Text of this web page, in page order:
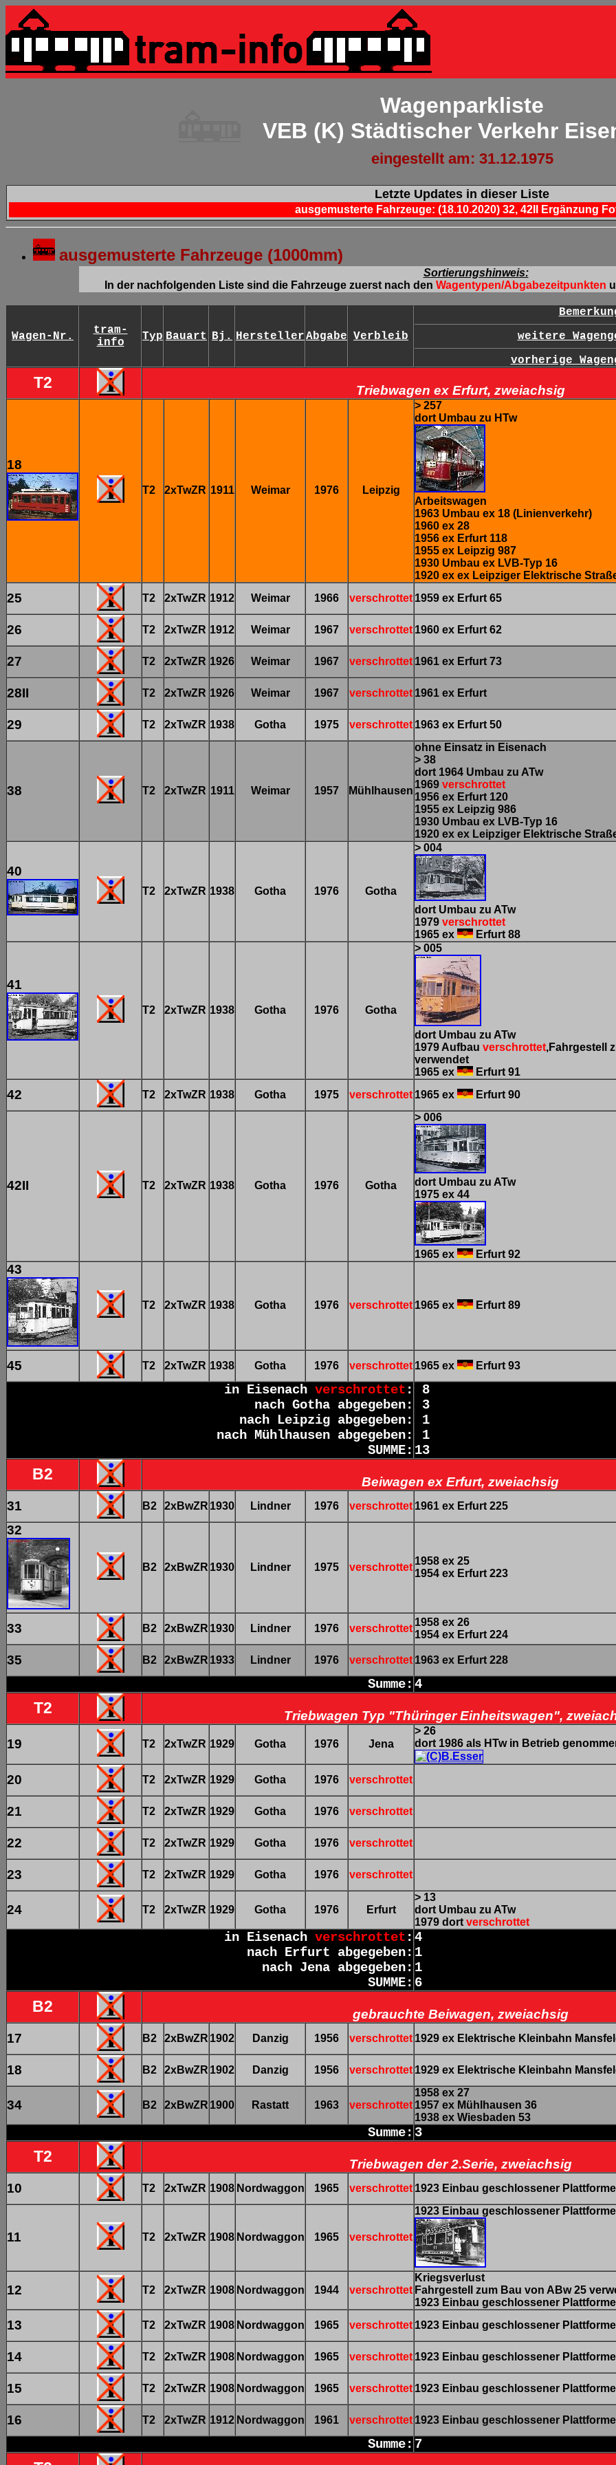
Wagenparkliste
VEB (K) Städtischer Verkehr
eingestellt am: 31.12.1975
Letzte Updates in dieser Liste
ausgemusterte Fahrzeuge: (18.10.2020) 32, 42II Ergänzung
ausgemusterte Fahrzeuge (1000mm)
Sortierungshinweis:
In der nachfolgenden Liste sind die Fahrzeuge zuerst nach den Wagentypen/Abgabezeitpunkten
Wagen-Nr.
tram-
info
Typ Bauart Bj. HerstellerAbgabe Verbleib
weitere
vorherige
T2 Triebwagen ex Erfurt, zweiachsig
18
T2 2xTwZR 1911 Weimar 1976 Leipzig
> 257
dort Umbau zu HTw
Arbeitswagen
1963 Umbau ex 18 (Linienverkehr)
1960 ex 28
1956 ex Erfurt 118
1955 ex Leipzig 987
1930 Umbau ex LVB-Typ 16
1920 ex ex Leipziger Elektrische
25 T2 2xTwZR 1912 Weimar 1966 verschrottet 1959 ex Erfurt 65
26 T2 2xTwZR 1912 Weimar 1967 verschrottet 1960 ex Erfurt 62
27 T2 2xTwZR 1926 Weimar 1967 verschrottet 1961 ex Erfurt 73
28II T2 2xTwZR 1926 Weimar 1967 verschrottet 1961 ex Erfurt
29 T2 2xTwZR 1938 Gotha 1975 verschrottet 1963 ex Erfurt 50
38 T2 2xTwZR 1911 Weimar 1957 Mühlhausen
ohne Einsatz in Eisenach
> 38
dort 1964 Umbau zu ATw
1969 verschrottet
1956 ex Erfurt 120
1955 ex Leipzig 986
1930 Umbau ex LVB-Typ 16
1920 ex ex Leipziger Elektrische
40
T2 2xTwZR 1938 Gotha 1976 Gotha
> 004
dort Umbau zu ATw
1979 verschrottet
1965 ex
Erfurt 88
41
T2 2xTwZR 1938 Gotha 1976 Gotha
> 005
dort Umbau zu ATw
1979 Aufbau verschrottet,Fahrgestell
verwendet
1965 ex
Erfurt 91
42 T2 2xTwZR 1938 Gotha 1975 verschrottet 1965 ex Erfurt 90
42II T2 2xTwZR 1938 Gotha 1976 Gotha
> 006
dort Umbau zu ATw
1975 ex 44
1965 ex Erfurt 92
43
T2 2xTwZR 1938 Gotha 1976 verschrottet 1965 ex Erfurt 89
45 T2 2xTwZR 1938 Gotha 1976 verschrottet 1965 ex Erfurt 93
in Eisenach verschrottet :
nach Gotha abgegeben:
nach Leipzig abgegeben:
nach Mühlhausen abgegeben:
SUMME:
8
3
1
1
13
B2
Beiwagen ex Erfurt, zweiachsig
31
B2 2xBwZR 1930 Lindner 1976 verschrottet 1961 ex Erfurt 225
32
B2 2xBwZR 1930 Lindner 1975 verschrottet
1958 ex 25
1954 ex Erfurt 223
33 B2 2xBwZR 1930 Lindner 1976 verschrottet
1958 ex 26
1954 ex Erfurt 224
35 B2 2xBwZR 1933 Lindner 1976 verschrottet 1963 ex Erfurt 228
Summe: 4
T2
Triebwagen Typ "Thüringer Einheitswagen",
19
T2 2xTwZR 1929 Gotha 1976 Jena
> 26
dort 1986 als HTw in Betrieb
20 T2 2xTwZR 1929 Gotha 1976 verschrottet
21 T2 2xTwZR 1929 Gotha 1976 verschrottet
22 T2 2xTwZR 1929 Gotha 1976 verschrottet
23 T2 2xTwZR 1929 Gotha 1976 verschrottet
24 T2 2xTwZR 1929 Gotha 1976 Erfurt
> 13
dort Umbau zu ATw
1979 dort verschrottet
in Eisenach verschrottet :
nach Erfurt abgegeben:
nach Jena abgegeben:
SUMME:
4
1
1
6
B2
gebrauchte Beiwagen, zweiachsig
17
B2 2xBwZR 1902 Danzig 1956 verschrottet 1929 ex Elektrische Kleinbahn
18 B2 2xBwZR 1902 Danzig 1956 verschrottet 1929 ex Elektrische Kleinbahn
34 B2 2xBwZR 1900 Rastatt 1963 verschrottet
1958 ex 27
1957 ex Mühlhausen 36
1938 ex Wiesbaden 53
Summe: 3
T2
Triebwagen der 2.Serie, zweiachsig
10
T2 2xTwZR 1908 Nordwaggon 1965 verschrottet 1923 Einbau geschlossener
11 T2 2xTwZR 1908 Nordwaggon 1965 verschrottet
1923 Einbau geschlossener
12 T2 2xTwZR 1908 Nordwaggon 1944 verschrottet
Kriegsverlust
Fahrgestell zum Bau von ABw 25
1923 Einbau geschlossener
13 T2 2xTwZR 1908 Nordwaggon 1965 verschrottet 1923 Einbau geschlossener
14 T2 2xTwZR 1908 Nordwaggon 1965 verschrottet 1923 Einbau geschlossener
15 T2 2xTwZR 1908 Nordwaggon 1965 verschrottet 1923 Einbau geschlossener
16 T2 2xTwZR 1912 Nordwaggon 1961 verschrottet 1923 Einbau geschlossener
Summe: 7